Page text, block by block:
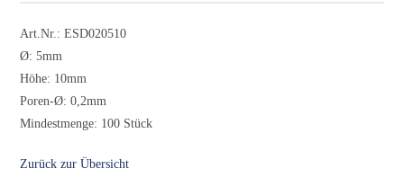
Art.Nr.: ESD020510
Ø: 5mm
Höhe: 10mm
Poren-Ø: 0,2mm
Mindestmenge: 100 Stück
Zurück zur Übersicht